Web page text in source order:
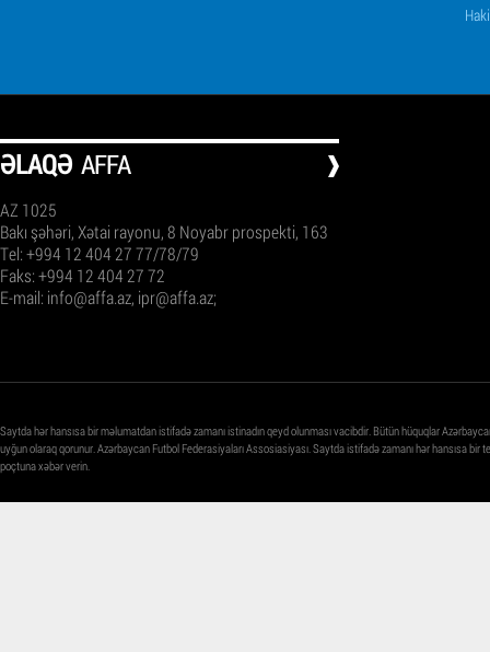
ƏLAQƏ AFFA
AZ 1025
Bakı şəhəri, Xətai rayonu, 8 Noyabr prospekti, 163
Tel: +994 12 404 27 77/78/79
Faks: +994 12 404 27 72
E-mail: info@affa.az, ipr@affa.az;
Saytda hər hansısa bir məlumatdan istifadə zamanı istinadın qeyd olunması vacibdir. Bütün hüquqlar
uyğun olaraq qorunur. Azərbaycan Futbol Federasiyaları Assosiasiyası. Saytda istifadə zamanı hər hansısa
poçtuna xəbər verin.